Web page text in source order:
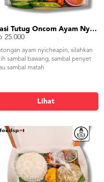
Nasi Tutug Oncom Ayam Nyicheapin Tahu Tempe
25.000
ayam nyicheapin, silahkan
sambal bawang, sambal penyet
sambal matah
Lihat